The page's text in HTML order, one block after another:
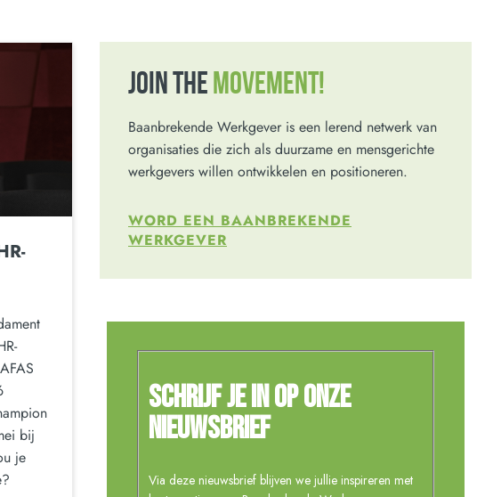
bij
je
JOIN THE MOVEMENT!
Baanbrekende Werkgever is een lerend netwerk van
organisaties die zich als duurzame en mensgerichte
werkgevers willen ontwikkelen en positioneren.
WORD EEN BAANBREKENDE
WERKGEVER